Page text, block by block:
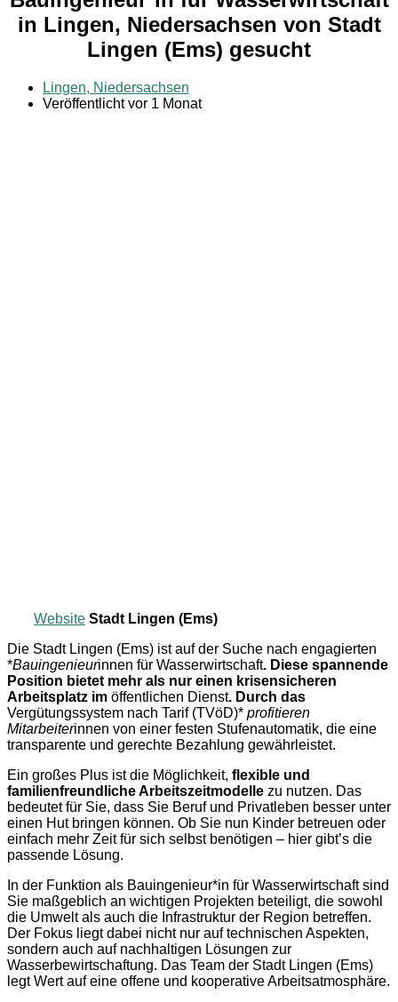
in Lingen, Niedersachsen von Stadt
Lingen (Ems) gesucht
Lingen, Niedersachsen
Veröffentlicht vor 1 Monat
Website Stadt Lingen (Ems)
Die Stadt Lingen (Ems) ist auf der Suche nach engagierten
*Bauingenieurinnen für Wasserwirtschaft. Diese spannende
Position bietet mehr als nur einen krisensicheren
Arbeitsplatz im öffentlichen Dienst. Durch das
Vergütungssystem nach Tarif (TVöD)* profitieren
Mitarbeiterinnen von einer festen Stufenautomatik, die eine
transparente und gerechte Bezahlung gewährleistet.
Ein großes Plus ist die Möglichkeit, flexible und
familienfreundliche Arbeitszeitmodelle zu nutzen. Das
bedeutet für Sie, dass Sie Beruf und Privatleben besser unter
einen Hut bringen können. Ob Sie nun Kinder betreuen oder
einfach mehr Zeit für sich selbst benötigen – hier gibt’s die
passende Lösung.
In der Funktion als Bauingenieur*in für Wasserwirtschaft sind
Sie maßgeblich an wichtigen Projekten beteiligt, die sowohl
die Umwelt als auch die Infrastruktur der Region betreffen.
Der Fokus liegt dabei nicht nur auf technischen Aspekten,
sondern auch auf nachhaltigen Lösungen zur
Wasserbewirtschaftung. Das Team der Stadt Lingen (Ems)
legt Wert auf eine offene und kooperative Arbeitsatmosphäre.